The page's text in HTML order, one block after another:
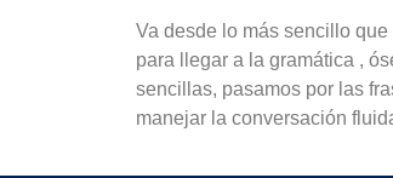
Va desde lo más sencillo
para llegar a la gramática ,
sencillas, pasamos por las
manejar la conversación